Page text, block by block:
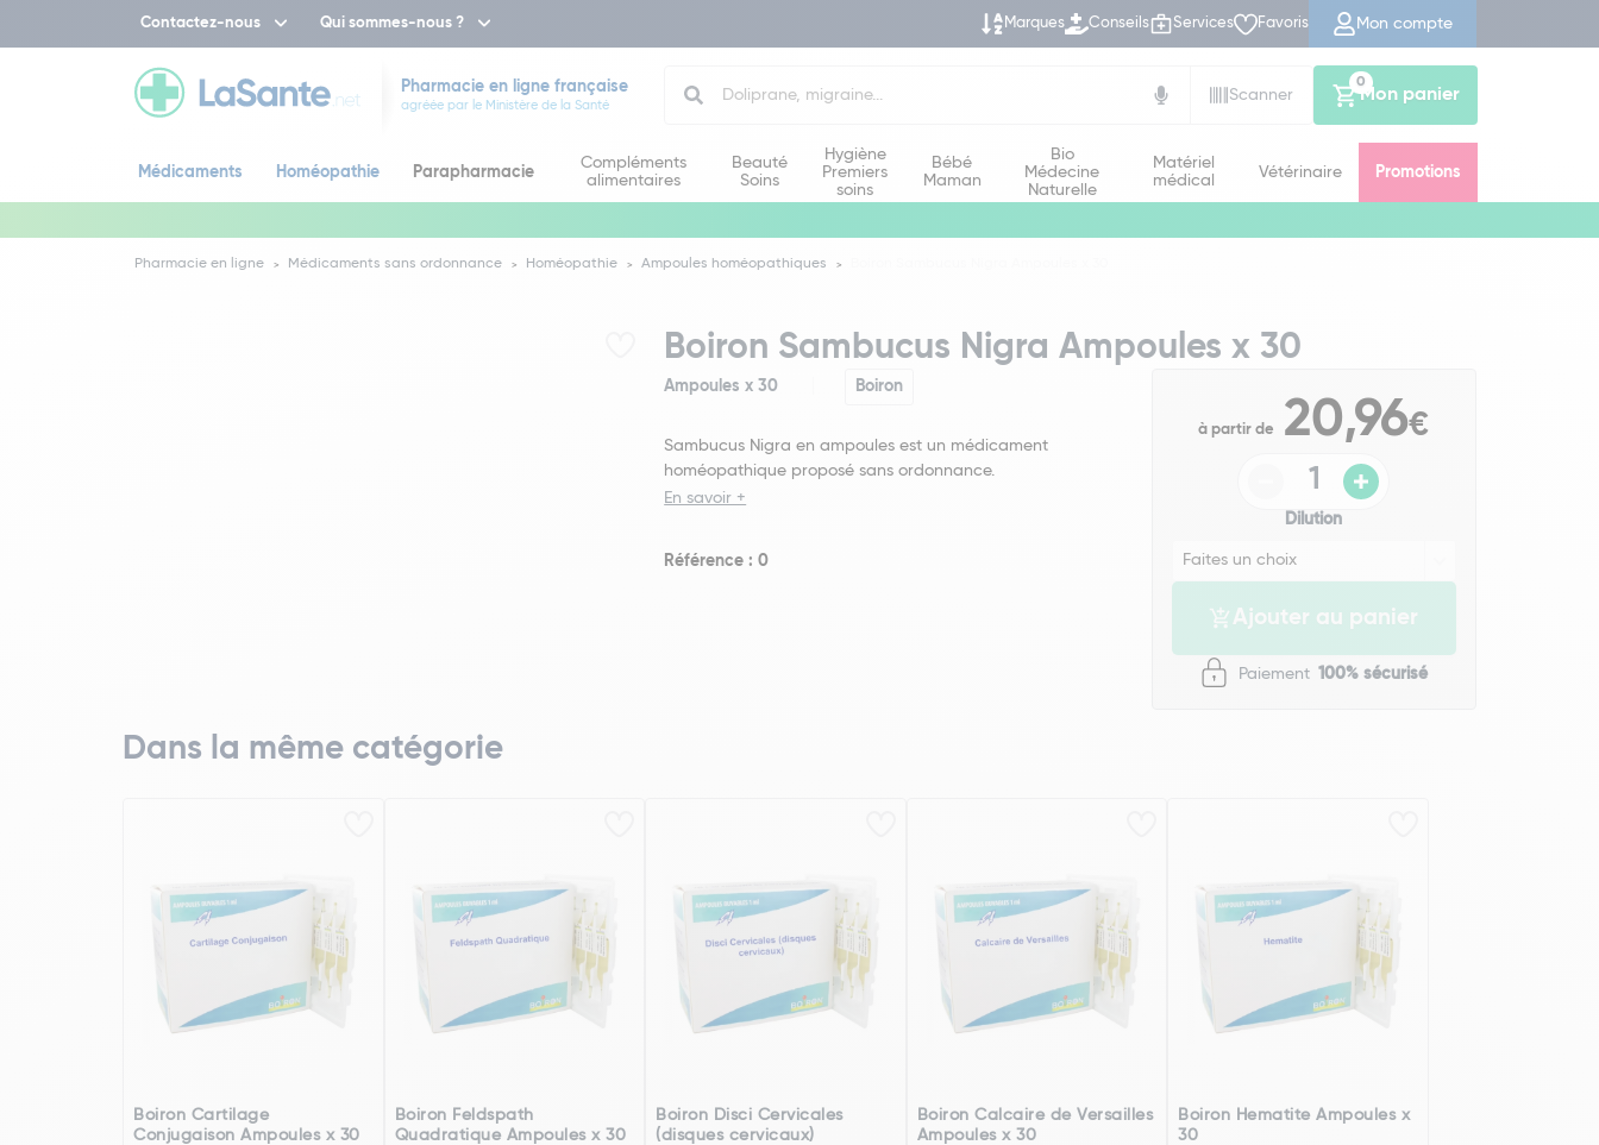
Contactez-nous Qui sommes-nous ? Marques Conseils Services Favoris Mon compte
Pharmacie en ligne française
agréée par le Ministère de la Santé
Scanner
Mon panier
0
Médicaments Homéopathie Parapharmacie
Compléments
alimentaires
Beauté
Soins
Hygiène
Premiers
soins
Bébé
Maman
Bio
Médecine
Naturelle
Matériel
médical
Vétérinaire Promotions
Pharmacie en ligne Médicaments sans ordonnance Homéopathie Ampoules homéopathiques
Boiron Sambucus Nigra Ampoules x 30
Ampoules x 30 Boiron
Sambucus Nigra en ampoules est un médicament
homéopathique proposé sans ordonnance.
En savoir +
Référence : 0
à partir de 20,96€
Dilution
Ajouter au panier
Paiement 100% sécurisé
Dans la même catégorie
Boiron Cartilage
Conjugaison Ampoules x 30
Boiron Feldspath
Quadratique Ampoules x 30
Boiron Disci Cervicales
(disques cervicaux)
Boiron Calcaire de Versailles
Ampoules x 30
Boiron Hematite Ampoules x
30